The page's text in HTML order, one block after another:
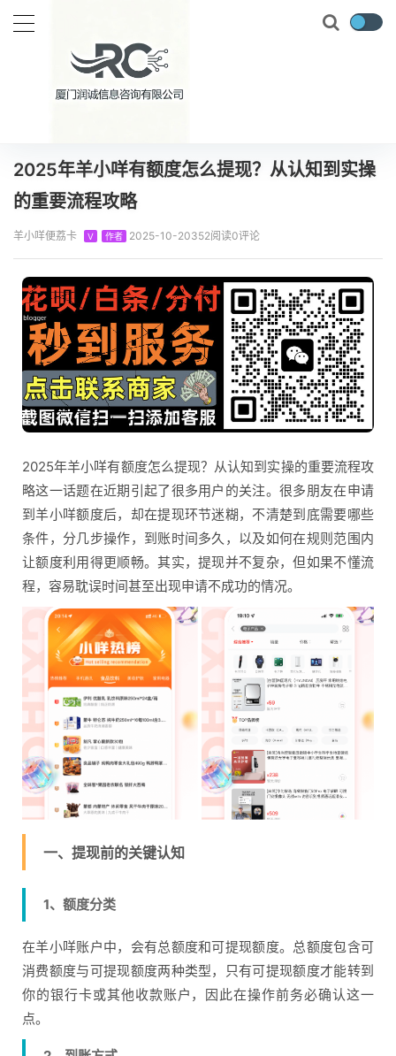
当前位置： 首页 知识百科
2025年羊小咩有额度怎么提现？从认知到实操
的重要流程攻略
羊小咩便荔卡 V 作者 2025-10-20352阅读0评论
2025年羊小咩有额度怎么提现？从认知到实操的重要流程攻
略这一话题在近期引起了很多用户的关注。很多朋友在申请
到羊小咩额度后，却在提现环节迷糊，不清楚到底需要哪些
条件，分几步操作，到账时间多久，以及如何在规则范围内
让额度利用得更顺畅。其实，提现并不复杂，但如果不懂流
程，容易耽误时间甚至出现申请不成功的情况。
一、提现前的关键认知
1、额度分类
在羊小咩账户中，会有总额度和可提现额度。总额度包含可
消费额度与可提现额度两种类型，只有可提现额度才能转到
你的银行卡或其他收款账户，因此在操作前务必确认这一
点。